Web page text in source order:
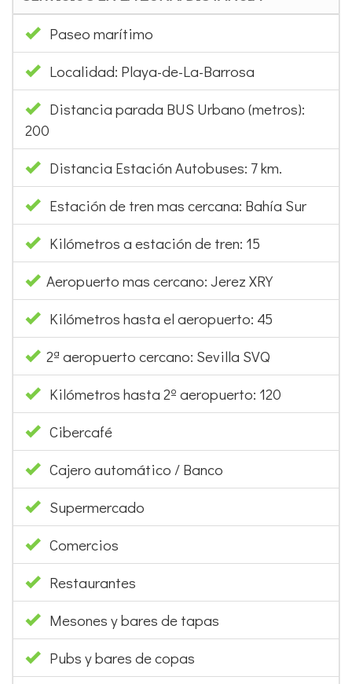
Paseo marítimo
Localidad: Playa-de-La-Barrosa
Distancia parada BUS Urbano (metros):
200
Distancia Estación Autobuses: 7 km.
Estación de tren mas cercana: Bahía Sur
Kilómetros a estación de tren: 15
Aeropuerto mas cercano: Jerez XRY
Kilómetros hasta el aeropuerto: 45
2ª aeropuerto cercano: Sevilla SVQ
Kilómetros hasta 2º aeropuerto: 120
Cibercafé
Cajero automático / Banco
Supermercado
Comercios
Restaurantes
Mesones y bares de tapas
Pubs y bares de copas